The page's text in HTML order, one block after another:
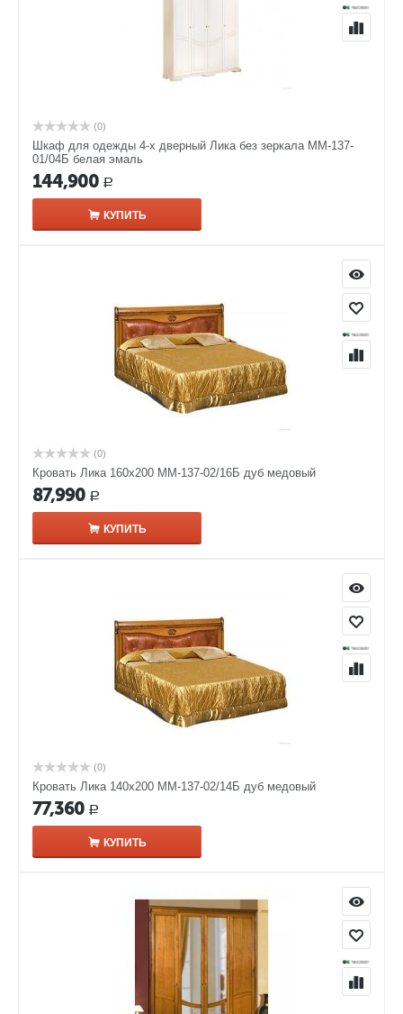
(0)
Шкаф для одежды 4-х дверный Лика без зеркала ММ-137-
01/04Б белая эмаль
144,900 Р
КУПИТЬ
(0)
Кровать Лика 160х200 ММ-137-02/16Б дуб медовый
87,990 Р
КУПИТЬ
(0)
Кровать Лика 140х200 ММ-137-02/14Б дуб медовый
77,360 Р
КУПИТЬ